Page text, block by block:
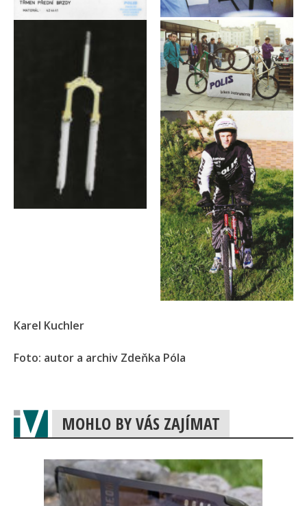
Karel Kuchler
Foto: autor a archiv Zdeňka Póla
MOHLO BY VÁS ZAJÍMAT